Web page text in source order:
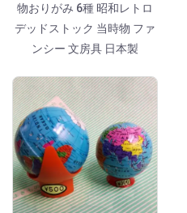
物おりがみ 6種 昭和レトロ
デッドストック 当時物 ファ
ンシー 文房具 日本製